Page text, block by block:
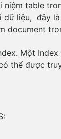
table
dữ liệu, đây
document
Một
thể được